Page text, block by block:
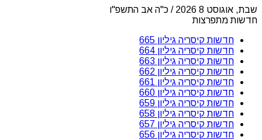
שבת, אוגוסט 8 2026 / כ"ה אב התשפ"ו
חדשות מתפרצות
חדשות קיסריה גיליון 665
חדשות קיסריה גיליון 664
חדשות קיסריה גיליון 663
חדשות קיסריה גיליון 662
חדשות קיסריה גיליון 661
חדשות קיסריה גיליון 660
חדשות קיסריה גיליון 659
חדשות קיסריה גיליון 658
חדשות קיסריה גיליון 657
חדשות קיסריה גיליון 656